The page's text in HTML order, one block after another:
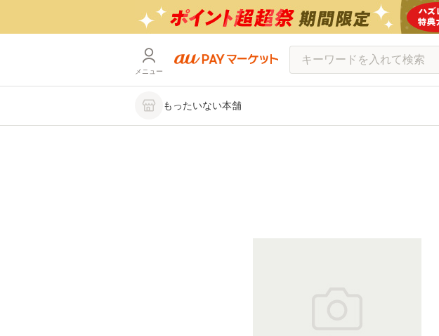
メニュー
もったいない本舗